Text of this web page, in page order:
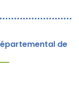
de